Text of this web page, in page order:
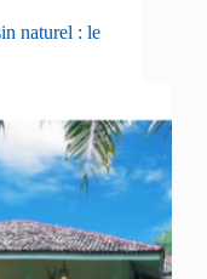
naturel : le